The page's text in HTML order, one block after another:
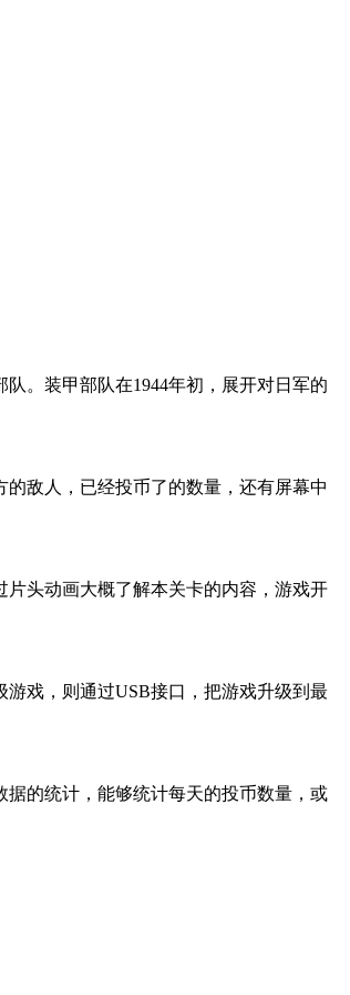
队。装甲部队在1944年初，展开对日军的
敌人，已经投币了的数量，还有屏幕中
头动画大概了解本关卡的内容，游戏开
游戏，则通过USB接口，把游戏升级到最
的统计，能够统计每天的投币数量，或